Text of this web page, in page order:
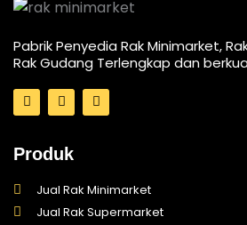
Pabrik Penyedia Rak Minimarket,
Rak Gudang Terlengkap dan
I
n
s
a
g
T
i
k
o
k
F
a
c
k
f
Produk
Jual Rak Minimarket
Jual Rak Supermarket